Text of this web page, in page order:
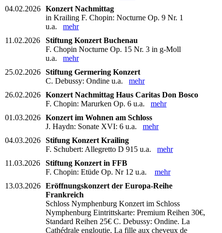
04.02.2026 Konzert Nachmittag
in Krailing F. Chopin: Nocturne Op. 9 Nr. 1
u.a. mehr
11.02.2026
Stiftung Konzert Buchenau
F. Chopin Nocturne Op. 15 Nr. 3 in g-Moll
u.a. mehr
25.02.2026 Stiftung Germering Konzert
C. Debussy: Ondine u.a. mehr
26.02.2026 Konzert Nachmittag Haus Caritas Don Bosco
F. Chopin: Marurken Op. 6 u.a. mehr
01.03.2026 Konzert im Wohnen am Schloss
J. Haydn: Sonate XVI: 6 u.a. mehr
04.03.2026 Stifung Konzert Krailing
F. Schubert: Allegretto D 915 u.a. mehr
11.03.2026
Stiftung Konzert in FFB
F. Chopin: Etüde Op. Nr 12 u.a. mehr
13.03.2026 Eröffnungskonzert der Europa-Reihe
Frankreich
Schloss Nymphenburg Konzert im Schloss
Nymphenburg Eintrittskarte: Premium Reihen 30€,
Standard Reihen 25€ C. Debussy: Ondine. La
Cathédrale engloutie, La fille aux cheveux de